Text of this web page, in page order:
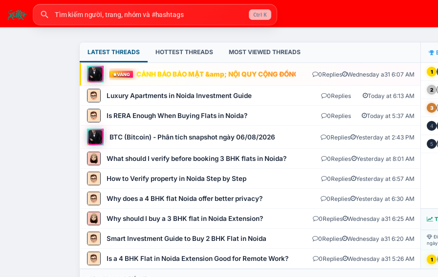
Ctrl K
LATEST THREADS HOTTEST THREADS MOST VIEWED THREADS
VÀNG CẢNH BÁO BẢO MẬT &amp; NỘI QUY CỘNG ĐỒNG VLIKE.VN: HỆ THỐNG GIÁM SÁT TỰ
0Replies Wednesday a31 6:07 AM
Luxury Apartments in Noida Investment Guide 0Replies Today at 6:13 AM
Is RERA Enough When Buying Flats in Noida? 0Replies Today at 5:37 AM
BTC (Bitcoin) - Phân tích snapshot ngày 06/08/2026 0Replies Yesterday at 2:43 PM
What should I verify before booking 3 BHK flats in Noida? 0Replies Yesterday at 8:01 AM
How to Verify property in Noida Step by Step 0Replies Yesterday at 6:57 AM
Why does a 4 BHK flat Noida offer better privacy? 0Replies Yesterday at 6:30 AM
Why should I buy a 3 BHK flat in Noida Extension? 0Replies Wednesday a31 6:25 AM
Smart Investment Guide to Buy 2 BHK Flat in Noida 0Replies Wednesday a31 6:20 AM
Is a 4 BHK Flat in Noida Extension Good for Remote Work? 0Replies Wednesday a31 5:26 AM
1
2
3
4
5
1